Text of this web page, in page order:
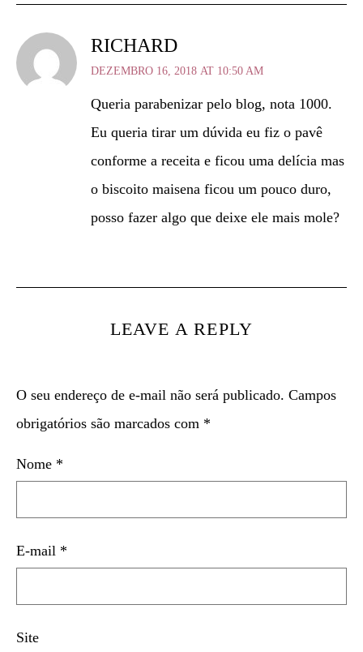
RICHARD
DEZEMBRO 16, 2018 AT 10:50 AM
Queria parabenizar pelo blog, nota 1000.
Eu queria tirar um dúvida eu fiz o pavê
conforme a receita e ficou uma delícia mas
o biscoito maisena ficou um pouco duro,
posso fazer algo que deixe ele mais mole?
LEAVE A REPLY
O seu endereço de e-mail não será publicado. Campos
obrigatórios são marcados com *
Nome *
E-mail *
Site